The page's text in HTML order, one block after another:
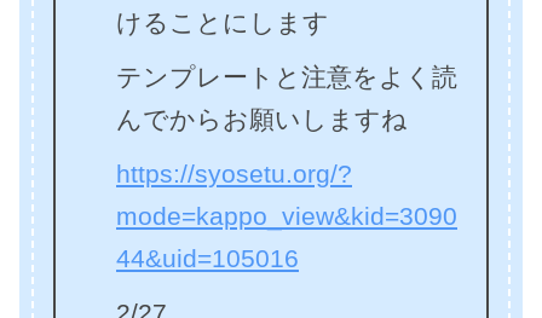
けることにします
テンプレートと注意をよく読
んでからお願いしますね
https://syosetu.org/?
mode=kappo_view&kid=3090
44&uid=105016
2/27